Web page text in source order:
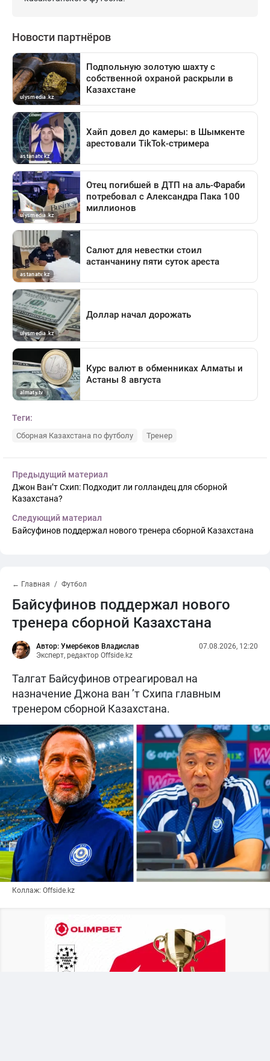
Теги:
Сборная Казахстана по футболу Тренер
Предыдущий материал
Джон Ван’т Схип: Подходит ли голландец для сборной
Казахстана?
Следующий материал
Байсуфинов поддержал нового тренера сборной Казахстана
← Главная Футбол
Байсуфинов поддержал нового
тренера сборной Казахстана
Автор: Умербеков Владислав
Эксперт, редактор Offside.kz
07.08.2026, 12:20
Талгат Байсуфинов отреагировал на
назначение Джона ван ’т Схипа главным
тренером сборной Казахстана.
Коллаж: Offside.kz